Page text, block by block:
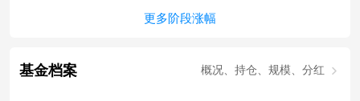
更多阶段涨幅
基金档案 概况、持仓、规模、分红